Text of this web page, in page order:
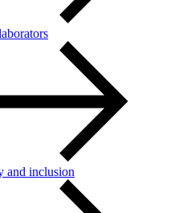
and inclusion